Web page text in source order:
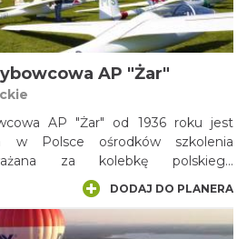
20. ubiegłego wieku sportowe
AP "Żar"
AP "Żar" od 1936 roku jest
w Polsce ośrodków szkolenia
za kolebkę polskiego
DODAJ DO PLANERA